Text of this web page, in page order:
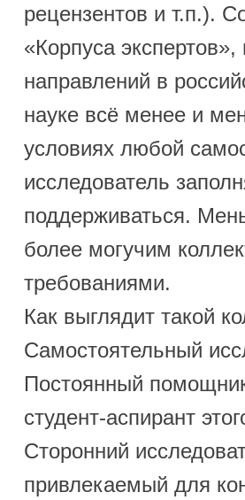
рецензентов и т.п.).
«Корпуса
направлений в
науке всё менее и
условиях любой
исследователь
поддерживаться.
более могучим
требованиями.
Как выглядит такой
Самостоятельный
Постоянный
студент-аспирант
Сторонний
привлекаемый для